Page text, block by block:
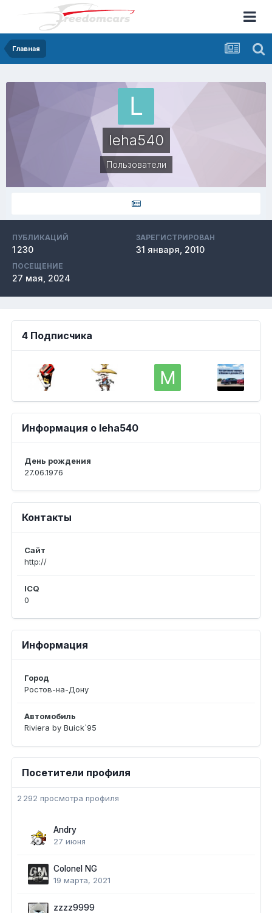
Главная
leha540
Пользователи
ПУБЛИКАЦИЙ
1 230
ЗАРЕГИСТРИРОВАН
31 января, 2010
ПОСЕЩЕНИЕ
27 мая, 2024
4 Подписчика
Информация о leha540
День рождения
27.06.1976
Контакты
Сайт
http://
ICQ
0
Информация
Город
Pocтов-на-Дону
Автомобиль
Riviera by Buick`95
Посетители профиля
2 292 просмотра профиля
Andry
27 июня
Colonel NG
19 марта, 2021
zzzz9999